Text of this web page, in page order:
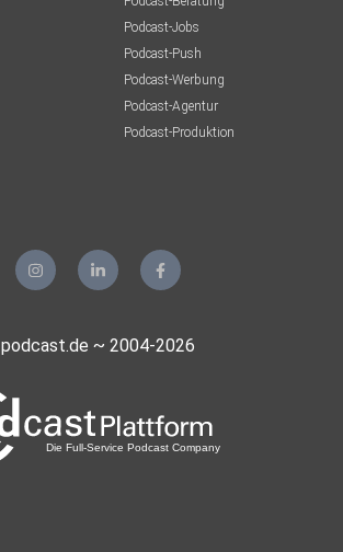
Podcast-Jobs
Podcast-Push
Podcast-Werbung
Podcast-Agentur
Podcast-Produktion
podcast.de ~ 2004-2026